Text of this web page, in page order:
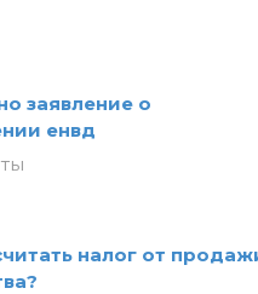
заявление о
енвд
налог от